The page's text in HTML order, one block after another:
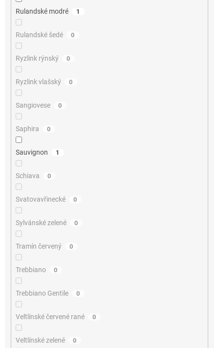
Rulandské modré 1
Rulandské šedé 0
Ryzlink rýnský 0
Ryzlink vlašský 0
Sangiovese 0
Saphira 0
Sauvignon 1
Schiava 0
Svatovavřinecké 0
Sylvánské zelené 0
Tramín červený 0
Trebbiano 0
Trebbiano Gentile 0
Veltlínské červené rané 0
Veltlínské zelené 0